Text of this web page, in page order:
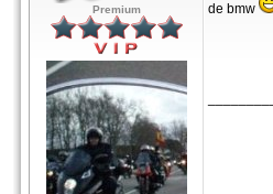
Premium
de bmw